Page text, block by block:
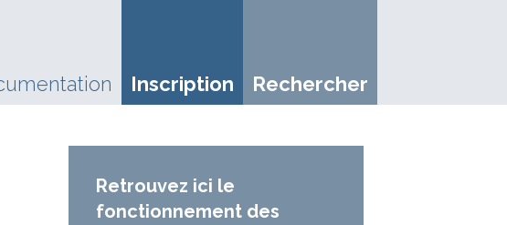
Inscription Rechercher
Retrouvez ici le
fonctionnement des